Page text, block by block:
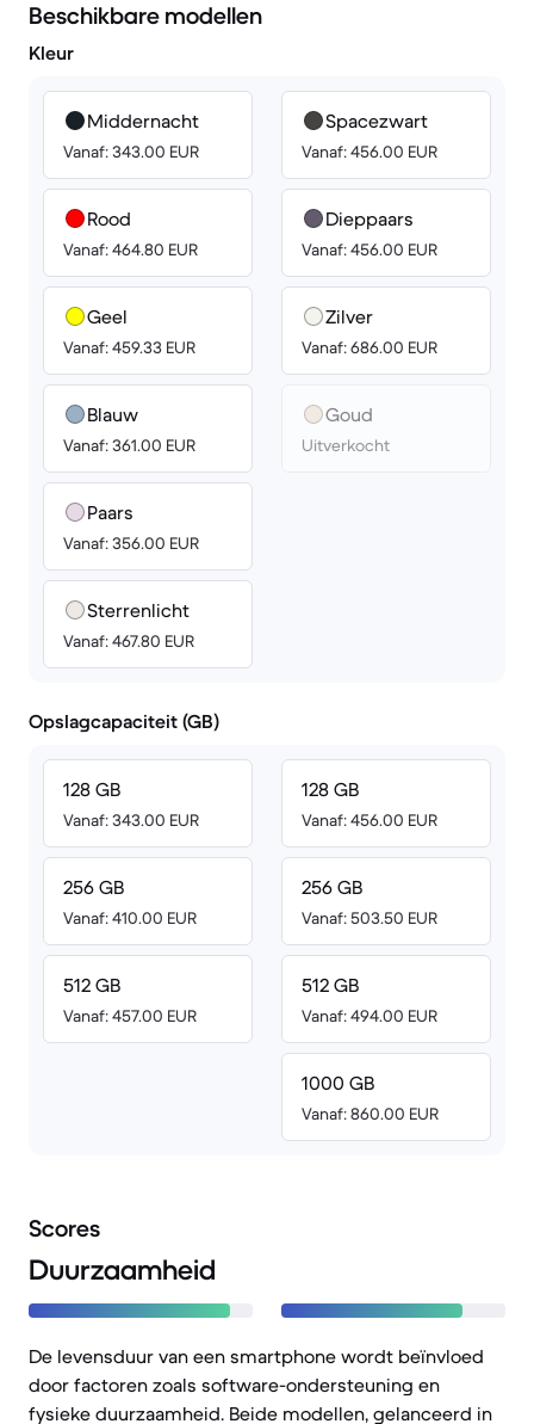
Beschikbare modellen
Kleur
Middernacht
Vanaf: 343.00 EUR
Rood
Vanaf: 464.80 EUR
Geel
Vanaf: 459.33 EUR
Blauw
Vanaf: 361.00 EUR
Paars
Vanaf: 356.00 EUR
Sterrenlicht
Vanaf: 467.80 EUR
Spacezwart
Vanaf: 456.00 EUR
Dieppaars
Vanaf: 456.00 EUR
Zilver
Vanaf: 686.00 EUR
Goud
Uitverkocht
Opslagcapaciteit (GB)
128 GB
Vanaf: 343.00 EUR
256 GB
Vanaf: 410.00 EUR
512 GB
Vanaf: 457.00 EUR
128 GB
Vanaf: 456.00 EUR
256 GB
Vanaf: 503.50 EUR
512 GB
Vanaf: 494.00 EUR
1000 GB
Vanaf: 860.00 EUR
Scores
Duurzaamheid
De levensduur van een smartphone wordt beïnvloed
door factoren zoals software-ondersteuning en
fysieke duurzaamheid. Beide modellen, gelanceerd in